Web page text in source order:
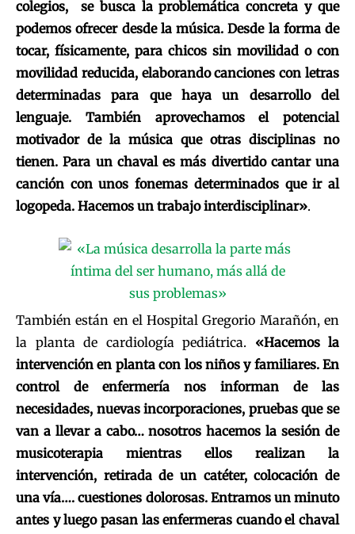
colegios, se busca la problemática concreta y que
podemos ofrecer desde la música. Desde la forma de
tocar, físicamente, para chicos sin movilidad o con
movilidad reducida, elaborando canciones con letras
determinadas para que haya un desarrollo del
lenguaje. También aprovechamos el potencial
motivador de la música que otras disciplinas no
tienen. Para un chaval es más divertido cantar una
canción con unos fonemas determinados que ir al
logopeda. Hacemos un trabajo interdisciplinar».
También están en el Hospital Gregorio Marañón, en
la planta de cardiología pediátrica. «Hacemos la
intervención en planta con los niños y familiares. En
control de enfermería nos informan de las
necesidades, nuevas incorporaciones, pruebas que se
van a llevar a cabo… nosotros hacemos la sesión de
musicoterapia mientras ellos realizan la
intervención, retirada de un catéter, colocación de
una vía…. cuestiones dolorosas. Entramos un minuto
antes y luego pasan las enfermeras cuando el chaval